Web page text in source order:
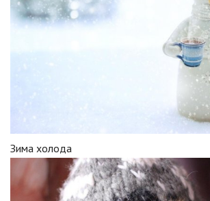
Зима холода